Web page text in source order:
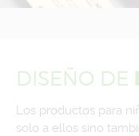
DISEÑO DE
Los productos para
solo a ellos sino